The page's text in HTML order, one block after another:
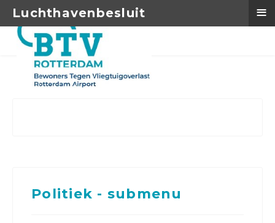
Politiek - submenu
Luchthavenbesluit ≡